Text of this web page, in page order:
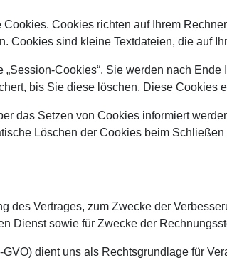
Cookies richten auf Ihrem
Cookies sind kleine Textdateien, die auf
Cookies“. Sie werden nach
bis Sie diese löschen. Diese
das Setzen von Cookies informiert
Löschen der Cookies beim
des Vertrages, zum Zwecke der
Dienst sowie für Zwecke der
dient uns als Rechtsgrundlage für